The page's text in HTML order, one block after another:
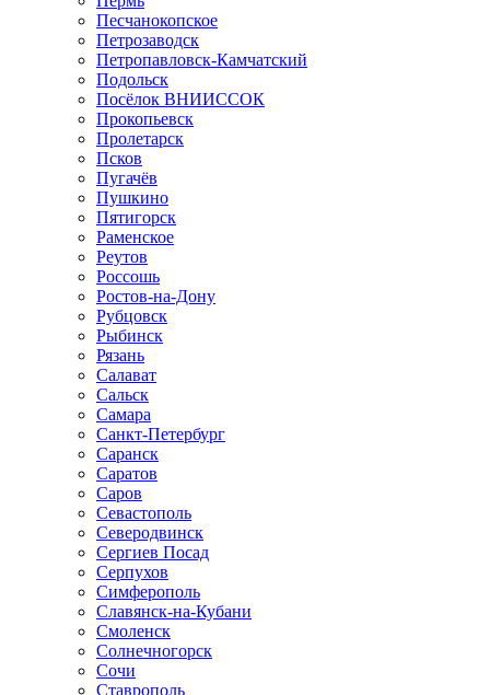
Песчанокопское
Петрозаводск
Петропавловск-Камчатский
Подольск
Посёлок ВНИИССОК
Прокопьевск
Пролетарск
Псков
Пугачёв
Пушкино
Пятигорск
Раменское
Реутов
Россошь
Ростов-на-Дону
Рубцовск
Рыбинск
Рязань
Салават
Сальск
Самара
Санкт-Петербург
Саранск
Саратов
Саров
Севастополь
Северодвинск
Сергиев Посад
Серпухов
Симферополь
Славянск-на-Кубани
Смоленск
Солнечногорск
Сочи
Ставрополь